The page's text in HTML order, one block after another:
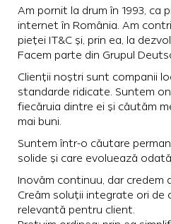
Am pornit la drum în 1993, ca
internet în România. Am
pieței IT&C și, prin ea, la
Facem parte din Grupul
Clienții noștri sunt companii
standarde ridicate. Suntem
fiecăruia dintre ei și căutăm
mai buni.
Suntem într-o căutare
solide și care evoluează
Inovăm continuu, dar
Creăm soluții integrate ori de
relevantă pentru client.